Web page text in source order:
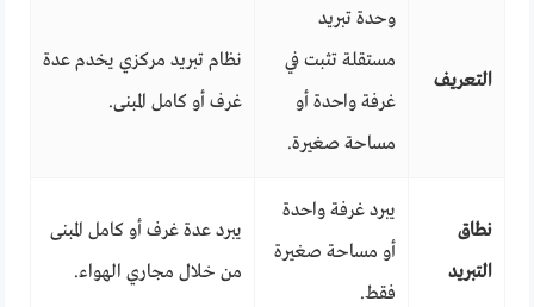
التعريف
وحدة تبريد
مستقلة تثبت في
غرفة واحدة أو
مساحة صغيرة.
نظام تبريد مركزي يخدم عدة
غرف أو كامل المبنى.
نطاق
التبريد
يبرد غرفة واحدة
أو مساحة صغيرة
فقط.
يبرد عدة غرف أو كامل المبنى
من خلال مجاري الهواء.